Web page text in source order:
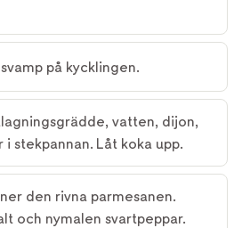
på kycklingen.
vatten, dijon,
stekpannan. Låt koka upp.
den rivna parmesanen.
och nymalen svartpeppar.